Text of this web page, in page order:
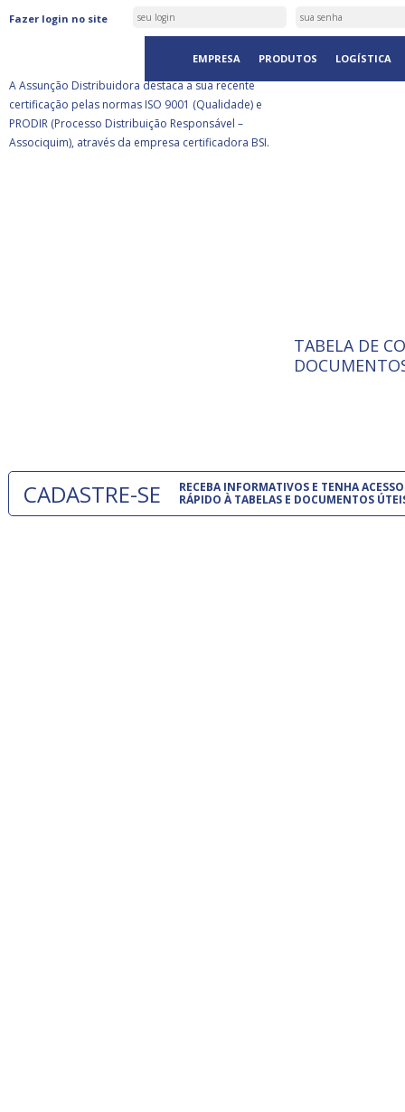
Fazer login no site
EMPRESA PRODUTOS LOGÍSTICA
ASSUNÇÃO DISTRIBUIDORA É
CERTIFICADA PELA BSI
A Assunção Distribuidora destaca a sua recente
certificação pelas normas ISO 9001 (Qualidade) e
PRODIR (Processo Distribuição Responsável –
Associquim), através da empresa certificadora BSI.
ISO 9001:
A
TABELA DE
CADASTRE-SE
RECEBA INFORMATIVOS E TENHA ACESSO
RÁPIDO À TABELAS E DOCUMENTOS